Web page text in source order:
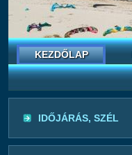
KEZDŐLAP
IDŐJÁRÁS, SZÉL